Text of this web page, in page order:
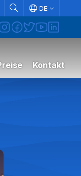
DE
Kontakt